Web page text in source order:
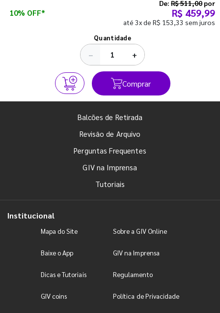
10% OFF*
De: R$ 511,00 por
R$ 459,99
até 3x de R$ 153,33 sem juros
Quantidade
− +
Comprar
Balcões de Retirada
Revisão de Arquivo
Perguntas Frequentes
GIV na Imprensa
Tutoriais
Institucional
Mapa do Site Sobre a GIV Online
Baixe o App GIV na Imprensa
Dicas e Tutoriais Regulamento
GIV coins Política de Privacidade